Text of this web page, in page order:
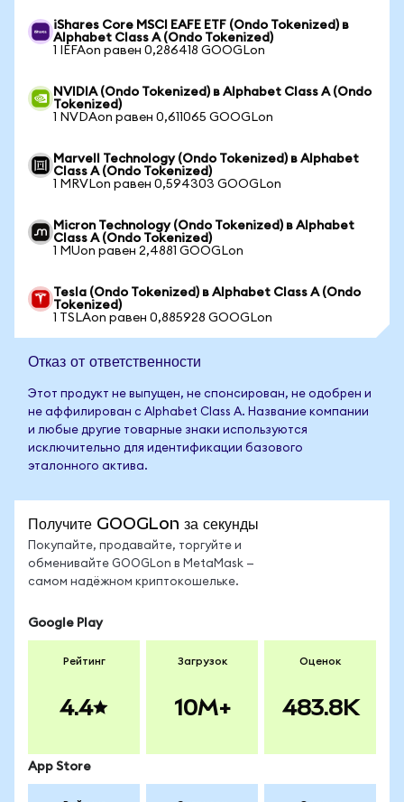
iShares Core MSCI EAFE ETF (Ondo Tokenized) в
Alphabet Class A (Ondo Tokenized)
1 IEFAon равен 0,286418 GOOGLon
NVIDIA (Ondo Tokenized) в Alphabet Class A (Ondo
Tokenized)
1 NVDAon равен 0,611065 GOOGLon
Marvell Technology (Ondo Tokenized) в Alphabet
Class A (Ondo Tokenized)
1 MRVLon равен 0,594303 GOOGLon
Micron Technology (Ondo Tokenized) в Alphabet
Class A (Ondo Tokenized)
1 MUon равен 2,4881 GOOGLon
Tesla (Ondo Tokenized) в Alphabet Class A (Ondo
Tokenized)
1 TSLAon равен 0,885928 GOOGLon
Отказ от ответственности
Этот продукт не выпущен, не спонсирован, не одобрен и
не аффилирован с Alphabet Class A. Название компании
и любые другие товарные знаки используются
исключительно для идентификации базового
эталонного актива.
Получите GOOGLon за секунды
Покупайте, продавайте, торгуйте и
обменивайте GOOGLon в MetaMask —
самом надёжном криптокошельке.
Google Play
Рейтинг
4.4
Загрузок
10M+
Оценок
483.8K
App Store